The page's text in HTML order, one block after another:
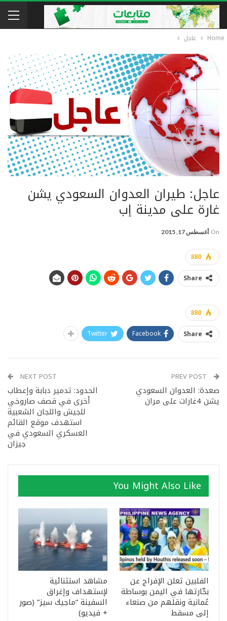
Home عاجل
عاجل: طيران العدوان السعودي يشن
غارة على مدينة إب
On أغسطس 17, 2015
880
Share
880
Share
Facebook
Twitter
صعدة: العدوان السعودي
يشن 4غارات على مران
NEXT POST
الحدود: تدمير دبابة وإعطاب
أخرى في قصف صاروخي
للجيش واللجان الشعبية
استهدف موقع القائم
العسكري السعودي في
‫‏جيزان‬
You Might Also Like
الفلبين تعلن الإفراج عن
بحّارتها في اليمن بوساطة
عُمانية ونقلهم من صنعاء
إلى مسقط
مشاهد استثنائية
لإستهداف وإغراق
السفينة “ماجيك سيز” (صور
+ فيديو)